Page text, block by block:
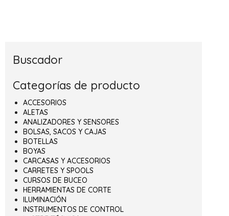
Buscador
Categorías de producto
ACCESORIOS
ALETAS
ANALIZADORES Y SENSORES
BOLSAS, SACOS Y CAJAS
BOTELLAS
BOYAS
CARCASAS Y ACCESORIOS
CARRETES Y SPOOLS
CURSOS DE BUCEO
HERRAMIENTAS DE CORTE
ILUMINACIÓN
INSTRUMENTOS DE CONTROL